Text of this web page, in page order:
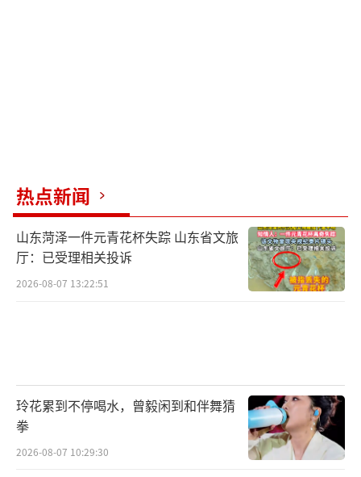
热点新闻
山东菏泽一件元青花杯失踪 山东省文旅
厅：已受理相关投诉
2026-08-07 13:22:51
玲花累到不停喝水，曾毅闲到和伴舞猜
拳
2026-08-07 10:29:30